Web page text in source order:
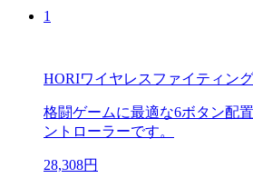
1
HORIワイヤレスファイティン
格闘ゲームに最適な6ボタン配
ントローラーです。
28,308円